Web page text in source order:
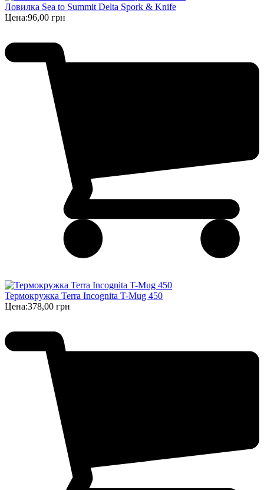
Ловилка Sea to Summit Delta Spork & Knife
Цена:96,00 грн
Термокружка Terra Incognita T-Mug 450
Цена:378,00 грн